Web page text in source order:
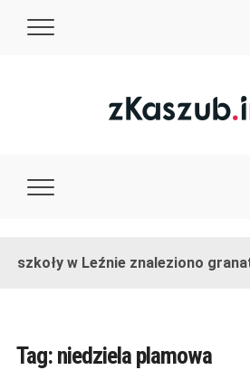
szkoły w Leźnie znaleziono granat!
Tag: niedziela plamowa